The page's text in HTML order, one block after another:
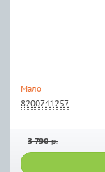
Мало
8200741257
3 790 р.